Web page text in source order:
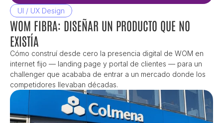
UI / UX Design
WOM FIBRA: DISEÑAR UN PRODUCTO QUE NO
EXISTÍA
Cómo construí desde cero la presencia digital de WOM en
internet fijo — landing page y portal de clientes — para un
challenger que acababa de entrar a un mercado donde los
competidores llevaban décadas.